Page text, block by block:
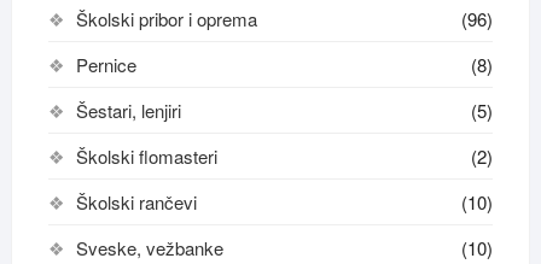
Školski pribor i oprema
(96)
Pernice
(8)
Šestari, lenjiri
(5)
Školski flomasteri
(2)
Školski rančevi
(10)
Sveske, vežbanke
(10)